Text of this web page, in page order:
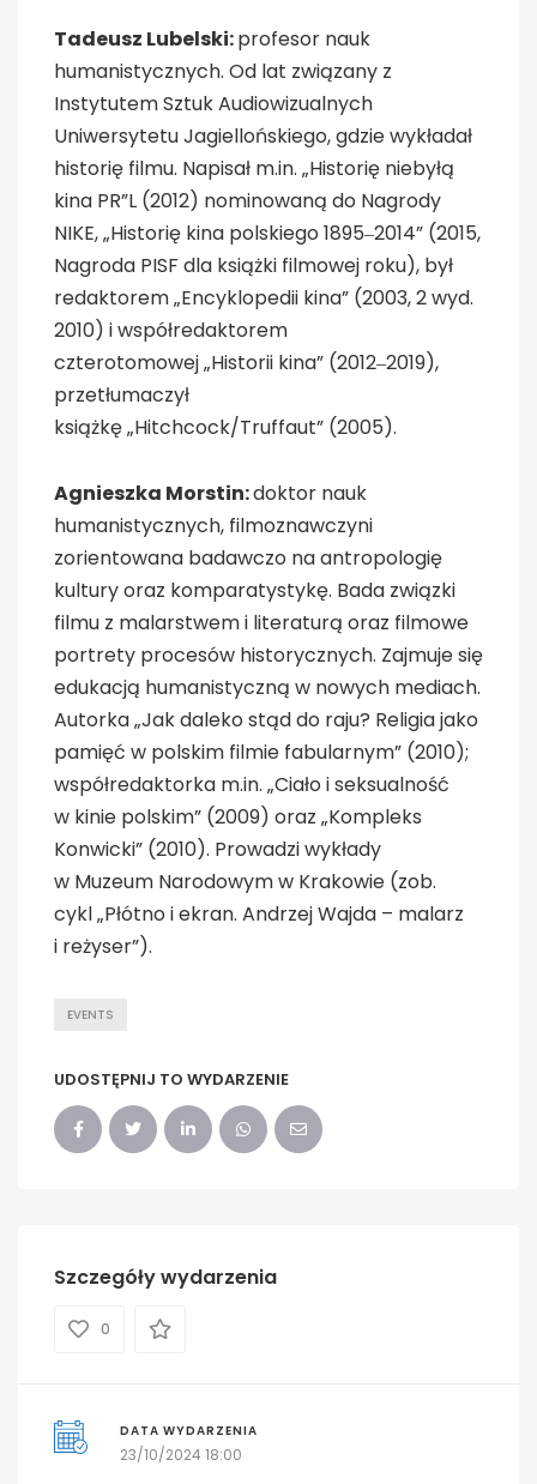
Tadeusz Lubelski:profesor nauk
humanistycznych. Od lat związany z
Instytutem Sztuk Audiowizualnych
Uniwersytetu Jagiellońskiego, gdzie wykładał
historię filmu. Napisał m.in. „Historię niebyłą
kina PR”L (2012) nominowaną do Nagrody
NIKE, „Historię kina polskiego 1895‒2014” (2015,
Nagroda PISF dla książki filmowej roku), był
redaktorem „Encyklopedii kina” (2003, 2 wyd.
2010) i współredaktorem
czterotomowej „Historii kina” (2012‒2019),
przetłumaczył
książkę „Hitchcock/Truffaut” (2005).
Agnieszka Morstin:doktor nauk
humanistycznych, filmoznawczyni
zorientowana badawczo na antropologię
kultury oraz komparatystykę. Bada związki
filmu z malarstwem i literaturą oraz filmowe
portrety procesów historycznych. Zajmuje się
edukacją humanistyczną w nowych mediach.
Autorka „Jak daleko stąd do raju? Religia jako
pamięć w polskim filmie fabularnym” (2010);
współredaktorka m.in. „Ciało i seksualność
w kinie polskim” (2009) oraz „Kompleks
Konwicki” (2010). Prowadzi wykłady
w Muzeum Narodowym w Krakowie (zob.
cykl „Płótno i ekran. Andrzej Wajda – malarz
i reżyser”).
EVENTS
UDOSTĘPNIJ TO WYDARZENIE
Szczegóły wydarzenia
0
DATA WYDARZENIA
23/10/2024 18:00